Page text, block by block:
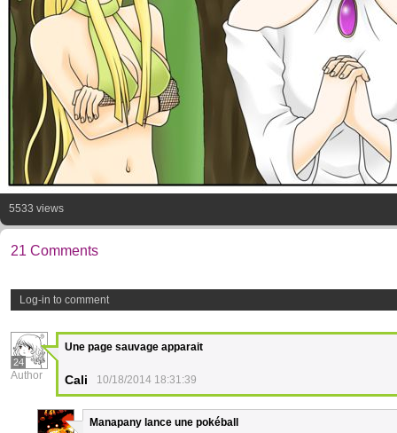
5533 views
21 Comments
Log-in to comment
24
Author
Une page sauvage apparait
Cali 10/18/2014 18:31:39
Manapany lance une pokéball